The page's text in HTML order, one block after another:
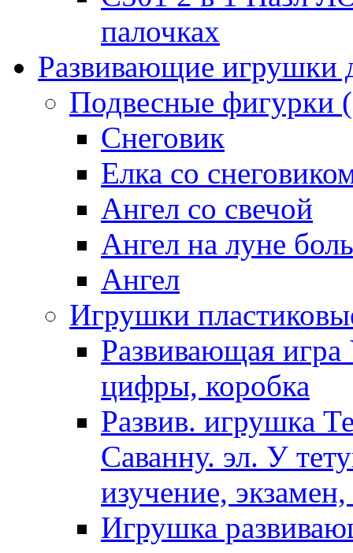
палочках
Развивающие игрушки
Подвесные фигурки
Снеговик
Елка со
Ангел со свечой
Ангел на луне
Ангел
Игрушки
Развивающая
цифры, коробка
Развив. игрушка
Саванну. эл. У
изучение,
Игрушка